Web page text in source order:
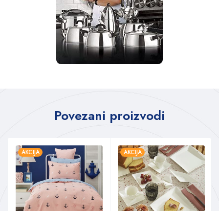
Povezani proizvodi
AKCIJA AKCIJA